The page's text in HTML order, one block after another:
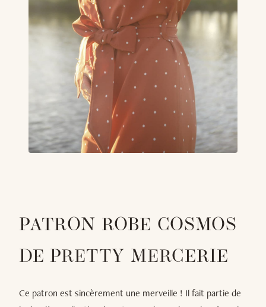
PATRON ROBE COSMOS
DE PRETTY MERCERIE
Ce patron est sincèrement une merveille ! Il fait partie de